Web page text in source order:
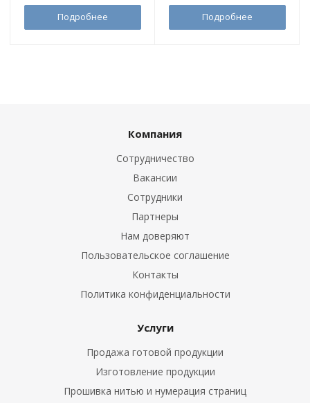
Подробнее Подробнее
Компания
Сотрудничество
Вакансии
Сотрудники
Партнеры
Нам доверяют
Пользовательское соглашение
Контакты
Политика конфиденциальности
Услуги
Продажа готовой продукции
Изготовление продукции
Прошивка нитью и нумерация страниц